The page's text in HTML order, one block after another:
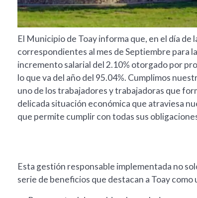
El Municipio de Toay informa que, en el día
correspondientes al mes de Septiembre para
incremento salarial del 2.10% otorgado por
lo que va del año del 95.04%. Cumplimos
uno de los trabajadores y trabajadoras que
delicada situación económica que atraviesa
que permite cumplir con todas sus
Esta gestión responsable implementada no
serie de beneficios que destacan a Toay